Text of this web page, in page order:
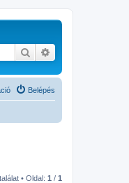
Keresés
Belépés
• Oldal: 1 / 1